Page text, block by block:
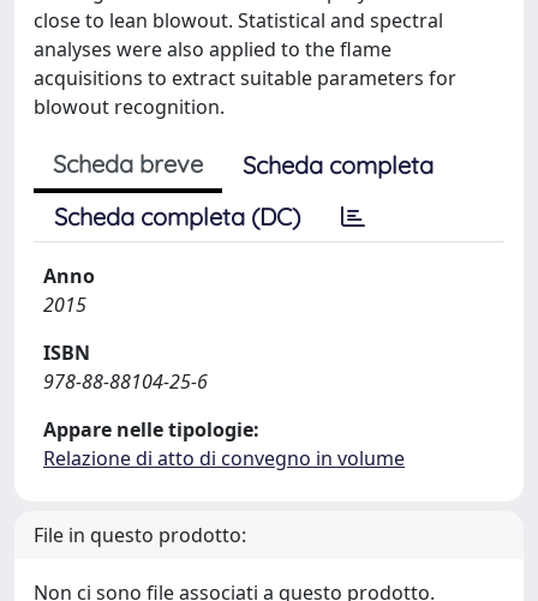
close to lean blowout. Statistical and spectral
analyses were also applied to the flame
acquisitions to extract suitable parameters for
blowout recognition.
Scheda breve
Scheda completa
Scheda completa (DC)
Anno
2015
ISBN
978-88-88104-25-6
Appare nelle tipologie:
Relazione di atto di convegno in volume
File in questo prodotto:
Non ci sono file associati a questo prodotto.